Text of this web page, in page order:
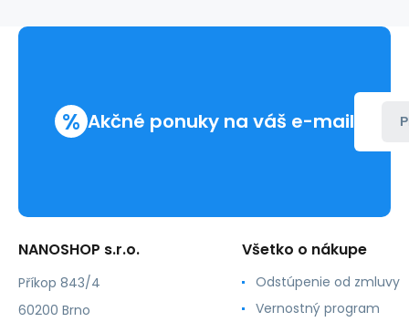
% Akčné ponuky na váš e-mail
NANOSHOP s.r.o.
Příkop 843/4
60200 Brno
Všetko o nákupe
Odstúpenie od zmluvy
Vernostný program